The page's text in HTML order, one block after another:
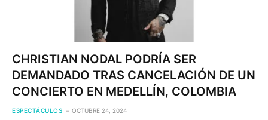
CHRISTIAN NODAL PODRÍA SER
DEMANDADO TRAS CANCELACIÓN DE UN
CONCIERTO EN MEDELLÍN, COLOMBIA
ESPECTÁCULOS OCTUBRE 24, 2024